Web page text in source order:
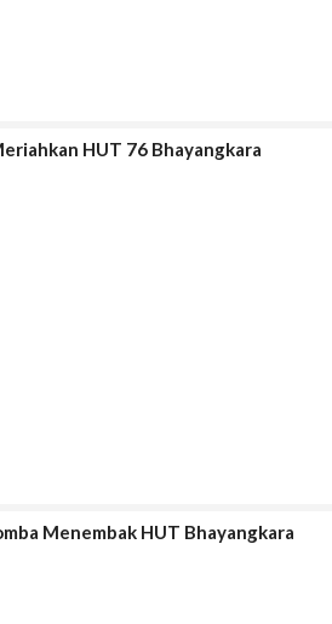
HUT 76 Bhayangkara
Menembak HUT Bhayangkara